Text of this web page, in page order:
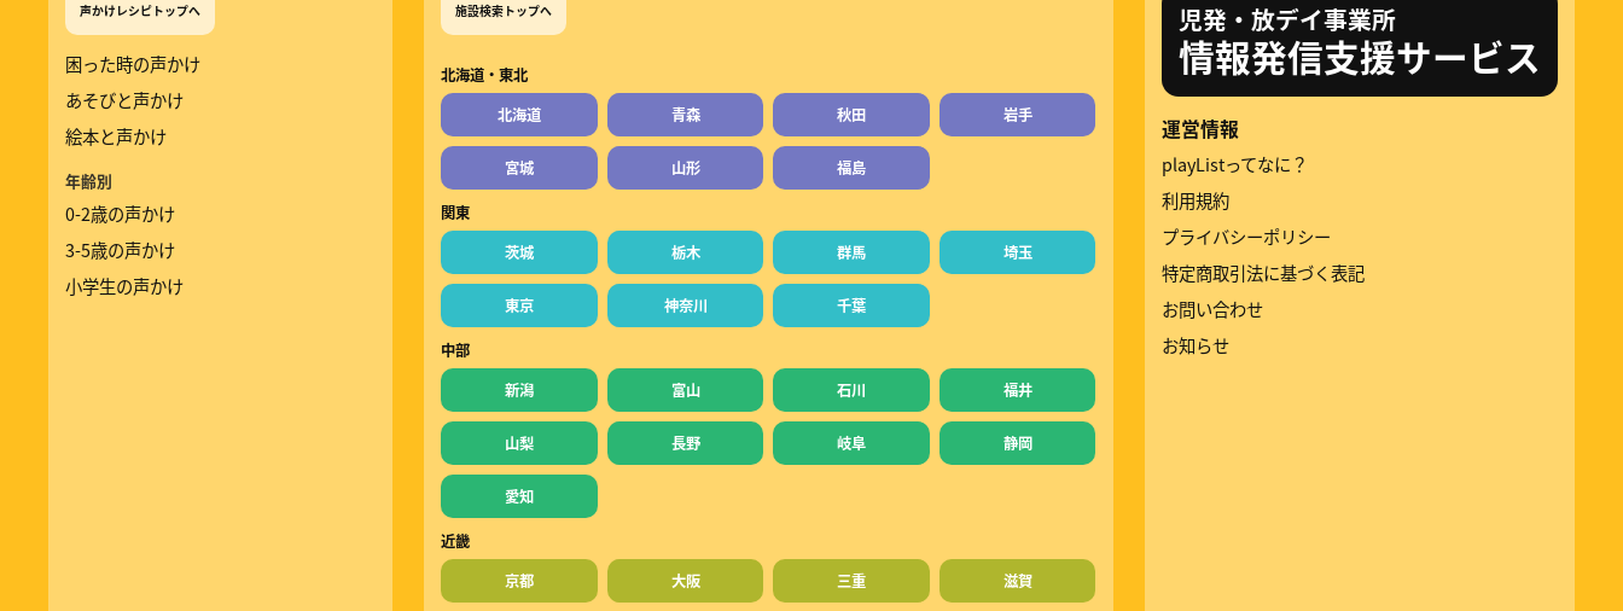
声かけレシピトップへ
困った時の声かけ
あそびと声かけ
絵本と声かけ
年齢別
0-2歳の声かけ
3-5歳の声かけ
小学生の声かけ
施設検索トップへ
北海道・東北
北海道
青森 秋田 岩手
宮城 山形 福島
関東
茨城
栃木 群馬 埼玉
東京 神奈川 千葉
中部
新潟
富山 石川 福井
山梨 長野 岐阜 静岡
愛知
近畿
京都
大阪 三重 滋賀
児発・放デイ事業所
情報発信支援サービス
運営情報
playListってなに？
利用規約
プライバシーポリシー
特定商取引法に基づく表記
お問い合わせ
お知らせ